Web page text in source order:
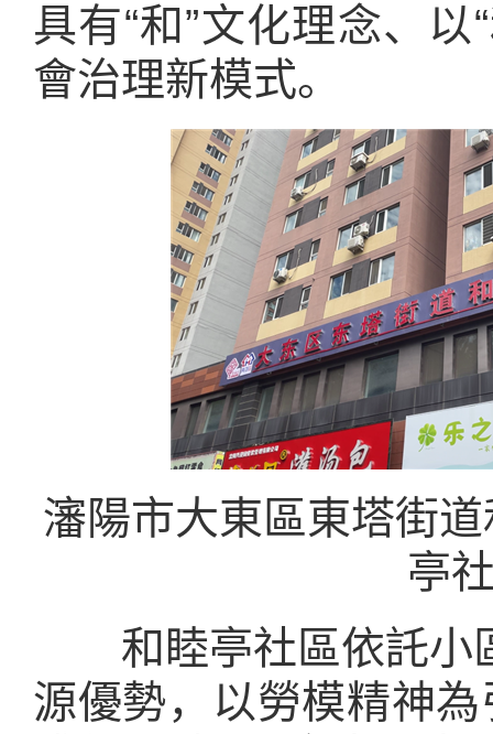
具有“和”文化理念、
會治理新模式。
瀋陽市大東區東塔街
亭
和睦亭社區依託小
源優勢，以勞模精神為